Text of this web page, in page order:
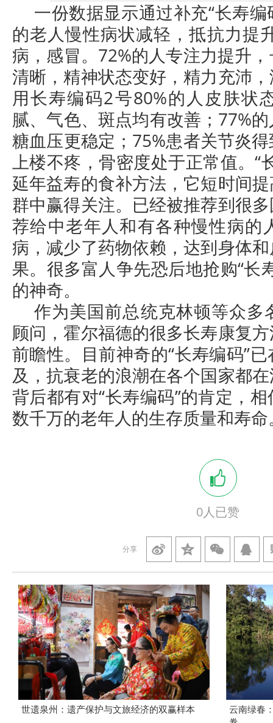
一份数据显示通过补充“长寿
的老人慢性病状减轻，抵抗力提
病，感冒。72%的人专注力提升
清晰，精神状态变好，精力充沛
用长寿编码2号80%的人皮肤状
腻、气色、斑点均有改善；77%
糖血压更稳定；75%患者关节炎
上楼不疼，骨密度处于正常值。“
延年益寿的食补方法，它短时间
群中赢得关注。已经被推荐到很
荐给中老年人和有各种慢性病的
病，减少了药物依赖，达到身体
果。很多富人争先恐后地抢购“长
的神奇。
作为美国前总统克林顿等众多
顾问，霍尔福德的很多长寿康复
前瞻性。目前神奇的“长寿编码”
及，抗衰老的浪潮在各个国家都
背后都有对“长寿编码”的肯定，
数千万的老年人的生存质量和寿命
0人已赞
分享
世遗泉州：遗产保护与文旅经济的双赢样本
云南绿春